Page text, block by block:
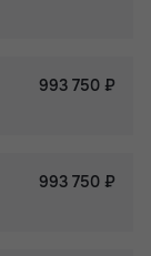
993 750 ₽
993 750 ₽